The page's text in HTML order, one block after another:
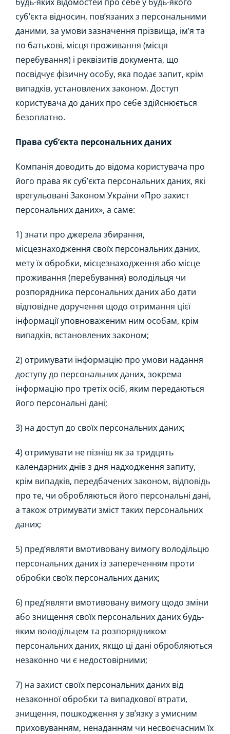
суб’єкта відносин, пов’язаних з персональними
даними, за умови зазначення прізвища, ім’я та
по батькові, місця проживання (місця
перебування) і реквізитів документа, що
посвідчує фізичну особу, яка подає запит, крім
випадків, установлених законом. Доступ
користувача до даних про себе здійснюється
безоплатно.
Права суб’єкта персональних даних
Компанія доводить до відома користувача про
його права як суб’єкта персональних даних, які
врегульовані Законом України «Про захист
персональних даних», а саме:
1) знати про джерела збирання,
місцезнаходження своїх персональних даних,
мету їх обробки, місцезнаходження або місце
проживання (перебування) володільця чи
розпорядника персональних даних або дати
відповідне доручення щодо отримання цієї
інформації уповноваженим ним особам, крім
випадків, встановлених законом;
2) отримувати інформацію про умови надання
доступу до персональних даних, зокрема
інформацію про третіх осіб, яким передаються
його персональні дані;
3) на доступ до своїх персональних даних;
4) отримувати не пізніш як за тридцять
календарних днів з дня надходження запиту,
крім випадків, передбачених законом, відповідь
про те, чи обробляються його персональні дані,
а також отримувати зміст таких персональних
даних;
5) пред’являти вмотивовану вимогу володільцю
персональних даних із запереченням проти
обробки своїх персональних даних;
6) пред’являти вмотивовану вимогу щодо зміни
або знищення своїх персональних даних будь-
яким володільцем та розпорядником
персональних даних, якщо ці дані обробляються
незаконно чи є недостовірними;
7) на захист своїх персональних даних від
незаконної обробки та випадкової втрати,
знищення, пошкодження у зв’язку з умисним
приховуванням, ненаданням чи несвоєчасним їх